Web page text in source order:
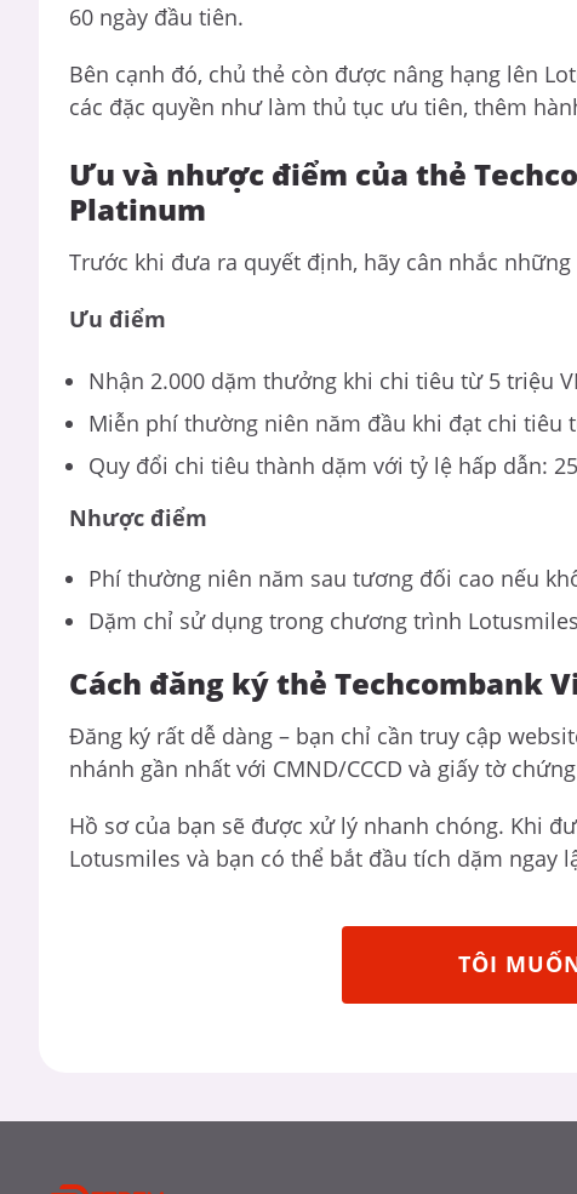
60 ngày đầu tiên.
Bên cạnh đó, chủ thẻ còn được nâng hạng lên
các đặc quyền như làm thủ tục ưu tiên, thêm
Ưu và nhược điểm của thẻ
Platinum
Trước khi đưa ra quyết định, hãy cân nhắc
Ưu điểm
Nhận 2.000 dặm thưởng khi chi tiêu từ 5 triệu
Miễn phí thường niên năm đầu khi đạt chi tiêu
Quy đổi chi tiêu thành dặm với tỷ lệ hấp dẫn:
Nhược điểm
Phí thường niên năm sau tương đối cao nếu
Dặm chỉ sử dụng trong chương trình
Cách đăng ký thẻ Techcombank
Đăng ký rất dễ dàng – bạn chỉ cần truy cập
nhánh gần nhất với CMND/CCCD và giấy tờ
Hồ sơ của bạn sẽ được xử lý nhanh chóng. Khi
Lotusmiles và bạn có thể bắt đầu tích dặm ngay
TÔI